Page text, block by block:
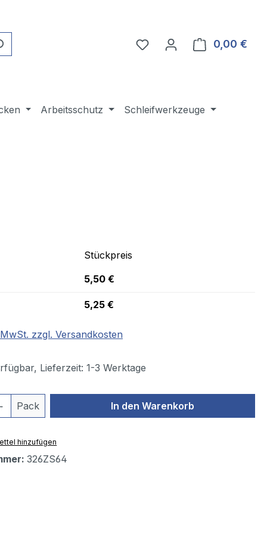
Du hast 0 Produkte auf
0,00 €
Arbeitsschutz
Schleifwerkzeuge
Stückpreis
5,50 €
5,25 €
zzgl. Versandkosten
Lieferzeit: 1-3 Werktage
Anzahl: Gib den gewünschten Wert
Pack In den Warenkorb
hinzufügen
326ZS64